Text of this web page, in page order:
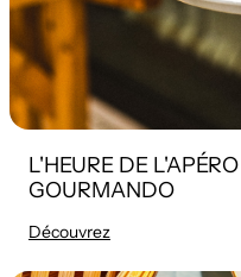
L'HEURE DE
GOURMANDO
Découvrez